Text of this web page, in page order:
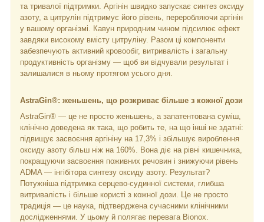
та тривалої підтримки. Аргінін швидко запускає синтез оксиду
азоту, а цитрулін підтримує його рівень, переробляючи аргінін
у вашому організмі. Кавун природним чином підсилює ефект
завдяки високому вмісту цитруліну. Разом ці компоненти
забезпечують активний кровообіг, витривалість і загальну
продуктивність організму — щоб ви відчували результат і
залишалися в ньому протягом усього дня.
AstraGin®: женьшень, що розкриває більше з кожної дози
AstraGin® — це не просто женьшень, а запатентована суміш,
клінічно доведена як така, що робить те, на що інші не здатні:
підвищує засвоєння аргініну на 17,3% і збільшує вироблення
оксиду азоту більш ніж на 160%. Вона діє на рівні кишечника,
покращуючи засвоєння поживних речовин і знижуючи рівень
ADMA — інгібітора синтезу оксиду азоту. Результат?
Потужніша підтримка серцево-судинної системи, глибша
витривалість і більше користі з кожної дози. Це не просто
традиція — це наука, підтверджена сучасними клінічними
дослідженнями. У цьому й полягає перевага Bionox.